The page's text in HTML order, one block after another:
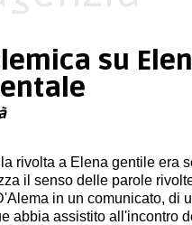
su
rivolta a Elena gentile era
il senso delle parole
in un comunicato, di
abbia assistito all'incontro